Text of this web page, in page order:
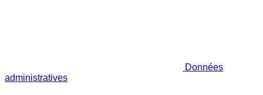
Données
administratives